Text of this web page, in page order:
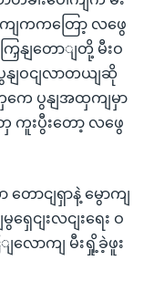
ျကကတြော့ လဖွေ
ြှနျတောျတို့ မီးဝ
ပွနျဝငျလာတယျဆို
ကေ ပွနျအထှကျမှာ
ကူးပွီးတော့ လဖွေ
တောငျရှာနဲ့ မွောကျ
ငျးလငျးရေး ဝ
ျလောကျ မီးရှို့ခဲ့ဖူး